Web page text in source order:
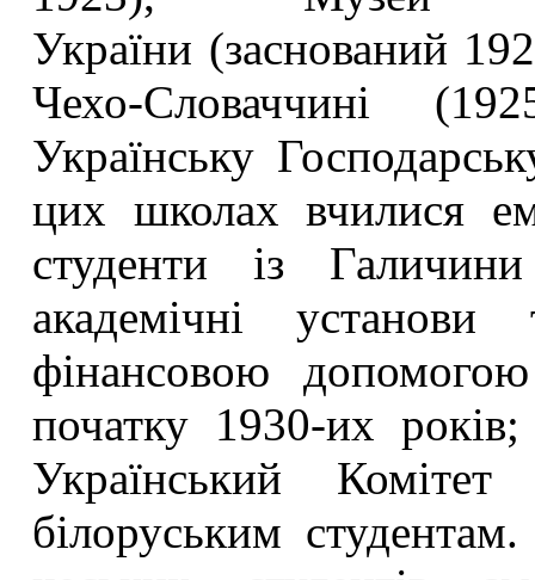
України (заснований
Чехо-Словаччині
Українську
цих школах вчилися
студенти із
академічні установи
фінансовою
початку 1930-их років;
Український
білоруським